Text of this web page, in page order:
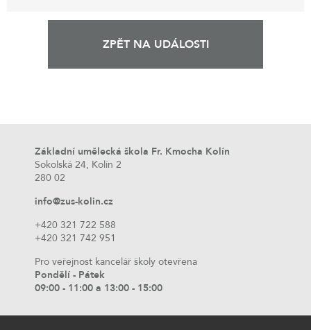
ZPĚT NA UDÁLOSTI
Základní umělecká škola Fr. Kmocha Kolín
Sokolská 24, Kolín 2
280 02
info@zus-kolin.cz
+420 321 722 588
+420 321 742 951
Pro veřejnost kancelář školy otevřena
Pondělí - Pátek
09:00 - 11:00 a 13:00 - 15:00